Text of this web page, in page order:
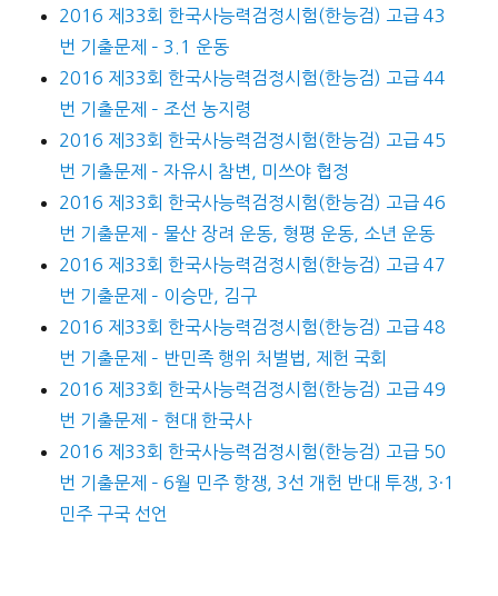
2016 제33회 한국사능력검정시험(한능검) 고급 43
번 기출문제 – 3.1 운동
2016 제33회 한국사능력검정시험(한능검) 고급 44
번 기출문제 – 조선 농지령
2016 제33회 한국사능력검정시험(한능검) 고급 45
번 기출문제 – 자유시 참변, 미쓰야 협정
2016 제33회 한국사능력검정시험(한능검) 고급 46
번 기출문제 – 물산 장려 운동, 형평 운동, 소년 운동
2016 제33회 한국사능력검정시험(한능검) 고급 47
번 기출문제 – 이승만, 김구
2016 제33회 한국사능력검정시험(한능검) 고급 48
번 기출문제 – 반민족 행위 처벌법, 제헌 국회
2016 제33회 한국사능력검정시험(한능검) 고급 49
번 기출문제 – 현대 한국사
2016 제33회 한국사능력검정시험(한능검) 고급 50
번 기출문제 – 6월 민주 항쟁, 3선 개헌 반대 투쟁, 3·1
민주 구국 선언